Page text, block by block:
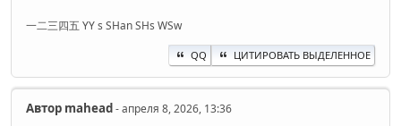
一二三四五 YY s SHan SHs WSw
QQ ЦИТИРОВАТЬ ВЫДЕЛЕННОЕ
Автор mahead- апреля 8, 2026, 13:36